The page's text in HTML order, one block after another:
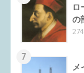
ロ
の
7
メ